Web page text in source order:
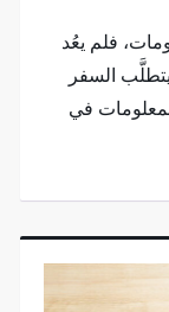
فلم يعُد
السفر
في